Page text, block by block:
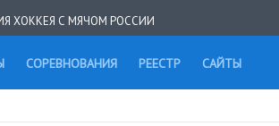
ХОККЕЯ С МЯЧОМ РОССИИ
СОРЕВНОВАНИЯ РЕЕСТР САЙТЫ